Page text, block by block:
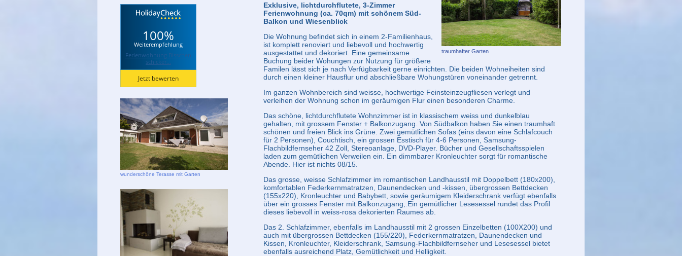
traumhafter Garten
Exklusive, lichtdurchflutete, 3-Zimmer
Ferienwohnung (ca. 70qm) mit schönem Süd-
Balkon und Wiesenblick
Die Wohnung befindet sich in einem 2-Familienhaus,
ist komplett renoviert und liebevoll und hochwertig
ausgestattet und dekoriert. Eine gemeinsame
Buchung beider Wohungen zur Nutzung für größere
Familen lässt sich je nach Verfügbarkeit gerne einrichten. Die beiden Wohneiheiten sind
durch einen kleiner Hausflur und abschließbare Wohungstüren voneinander getrennt.
Im ganzen Wohnbereich sind weisse, hochwertige Feinsteinzeugfliesen verlegt und
verleihen der Wohnung schon im geräumigen Flur einen besonderen Charme.
Das schöne, lichtdurchflutete Wohnzimmer ist in klassischem weiss und dunkelblau
gehalten, mit grossem Fenster + Balkonzugang. Von Südbalkon haben Sie einen traumhaft
schönen und freien Blick ins Grüne. Zwei gemütlichen Sofas (eins davon eine Schlafcouch
für 2 Personen), Couchtisch, ein grossen Esstisch für 4-6 Personen, Samsung-
Flachbildfernseher 42 Zoll, Stereoanlage, DVD-Player. Bücher und Gesellschaftsspielen
laden zum gemütlichen Verweilen ein. Ein dimmbarer Kronleuchter sorgt für romantische
Abende. Hier ist nichts 08/15.
Das grosse, weisse Schlafzimmer im romantischen Landhausstil mit Doppelbett (180x200),
komfortablen Federkernmatratzen, Daunendecken und -kissen, übergrossen Bettdecken
(155x220), Kronleuchter und Babybett, sowie geräumigem Kleiderschrank verfügt ebenfalls
über ein grosses Fenster mit Balkonzugang,.Ein gemütlicher Lesesessel rundet das Profil
dieses liebevoll in weiss-rosa dekorierten Raumes ab.
Das 2. Schlafzimmer, ebenfalls im Landhausstil mit 2 grossen Einzelbetten (100X200) und
auch mit übergrossen Bettdecken (155/220), Federkernmatratzen, Daunendecken und
Kissen, Kronleuchter, Kleiderschrank, Samsung-Flachbildfernseher und Lesesessel bietet
ebenfalls ausreichend Platz, Gemütlichkeit und Helligkeit.
100%
Weiterempfehlung
Ferienwohnung Bisschen
schicker...
Jetzt bewerten
wunderschöne Terasse mit Garten